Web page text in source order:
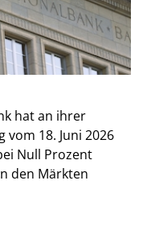
hat an ihrer
18. Juni 2026
Null Prozent
den Märkten